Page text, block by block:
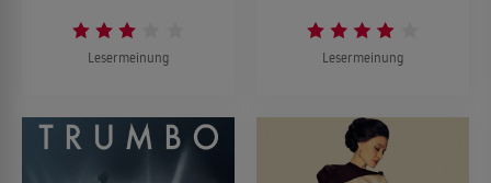
Lesermeinung Lesermeinung